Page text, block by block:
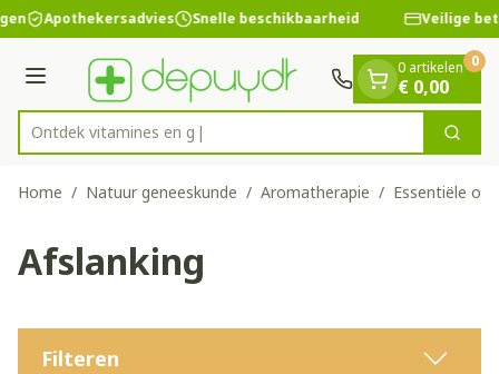
Ga naar de inhoud
1 van 1
Apothekersadvies Snelle beschikbaarheid Veilige
Menu
Product, merk, categorie...
Ontdek vita Zoek
0 artikelen
€ 0,00
0
Home / Natuur geneeskunde / Aromatherapie / Essentiële
Afslanking
Filteren